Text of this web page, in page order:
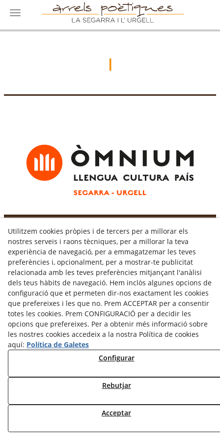
Toggle navigation
I
Avís legal
Política Cookies Política de Privacitat
Utilitzem cookies pròpies i de tercers per a millorar els
nostres serveis i raons tècniques, per a millorar la teva
experiència de navegació, per a emmagatzemar les teves
preferències i, opcionalment, per a mostrar-te publicitat
relacionada amb les teves preferències mitjançant l'anàlisi
dels teus hàbits de navegació. Hem inclòs algunes opcions de
configuració que et permeten dir-nos exactament les cookies
que prefereixes i les que no. Prem ACCEPTAR per a consentir
totes les cookies. Prem CONFIGURACIÓ per a decidir les
opcions que prefereixes. Per a obtenir més informació sobre
les nostres cookies accedeix a la nostra Política de cookies
aquí: Política de Galetes
Configurar
Rebutjar
Acceptar